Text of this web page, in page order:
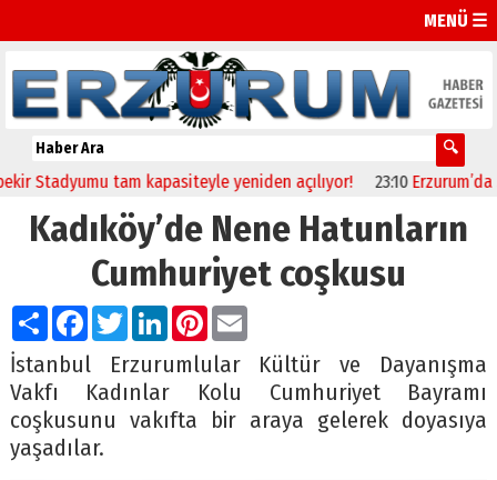
MENÜ ☰
tam kapasiteyle yeniden açılıyor! 23:10 Erzurum’da
Kadıköy’de Nene Hatunların
Cumhuriyet coşkusu
PaylaşFacebook
TwitterLinkedIn
Pinterest
Email
İstanbul Erzurumlular Kültür ve Dayanışma
Vakfı Kadınlar Kolu Cumhuriyet Bayramı
coşkusunu vakıfta bir araya gelerek doyasıya
yaşadılar.